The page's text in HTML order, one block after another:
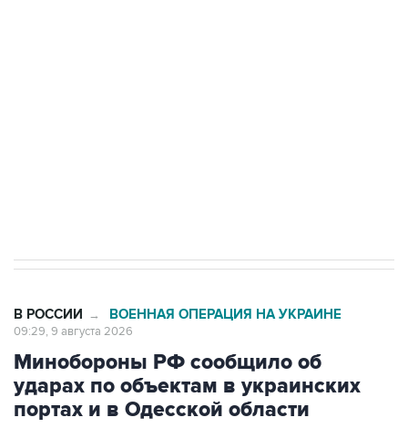
В РОССИИ → ВОЕННАЯ ОПЕРАЦИЯ НА УКРАИНЕ
09:29, 9 августа 2026
Минобороны РФ сообщило об
ударах по объектам в украинских
портах и в Одесской области